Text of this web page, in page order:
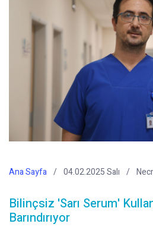
Ana Sayfa 04.02.2025 Salı
Bilinçsiz 'Sarı Serum'
Barındırıyor